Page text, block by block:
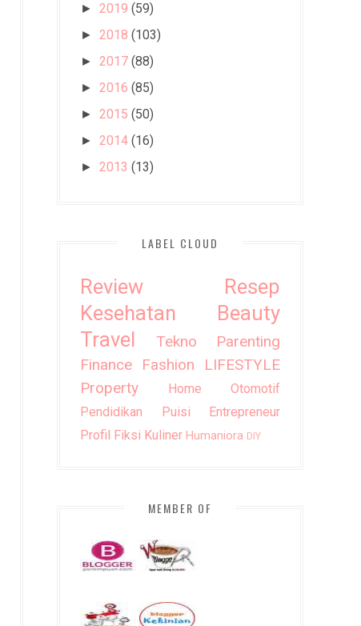
► 2019 (59)
► 2018 (103)
► 2017 (88)
► 2016 (85)
► 2015 (50)
► 2014 (16)
► 2013 (13)
LABEL CLOUD
Review
Resep
Kesehatan
Beauty
Travel
Tekno
Parenting
Finance
Fashion
LIFESTYLE
Property
Home
Otomotif
Pendidikan
Puisi
Entrepreneur
Profil
Fiksi Kuliner Humaniora DIY
MEMBER OF